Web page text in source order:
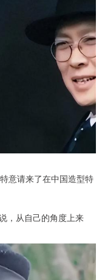
意请来了在中国造型特
，从自己的角度上来